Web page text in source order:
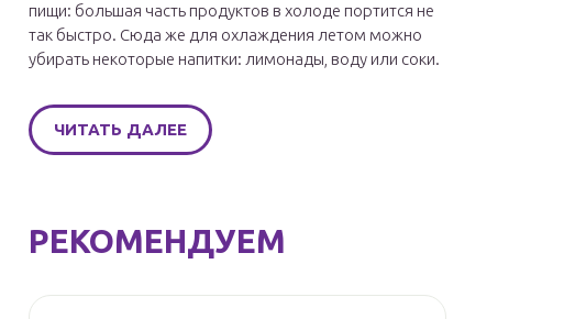
пищи: большая часть продуктов в холоде портится не
так быстро. Сюда же для охлаждения летом можно
убирать некоторые напитки: лимонады, воду или соки.
ЧИТАТЬ ДАЛЕЕ
РЕКОМЕНДУЕМ